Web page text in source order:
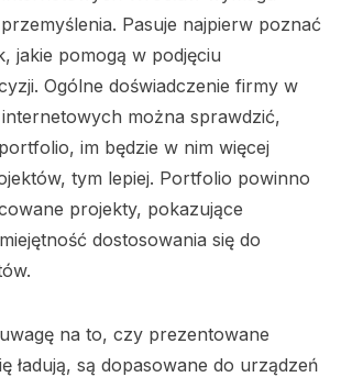
Pasuje najpierw poznać
jakie pomogą w podjęciu
Ogólne doświadczenie firmy w
można sprawdzić,
im będzie w nim więcej
tym lepiej. Portfolio powinno
projekty, pokazujące
dostosowania się do
na to, czy prezentowane
ładują, są dopasowane do urządzeń